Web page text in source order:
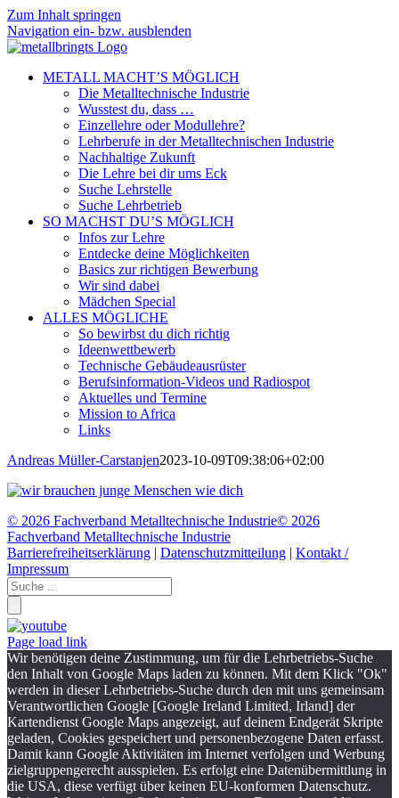
Zum Inhalt springen
Navigation ein- bzw. ausblenden
METALL MACHT’S MÖGLICH
Die Metalltechnische Industrie
Wusstest du, dass …
Einzellehre oder Modullehre?
Lehrberufe in der Metalltechnischen Industrie
Nachhaltige Zukunft
Die Lehre bei dir ums Eck
Suche Lehrstelle
Suche Lehrbetrieb
SO MACHST DU’S MÖGLICH
Infos zur Lehre
Entdecke deine Möglichkeiten
Basics zur richtigen Bewerbung
Wir sind dabei
Mädchen Special
ALLES MÖGLICHE
So bewirbst du dich richtig
Ideenwettbewerb
Technische Gebäudeausrüster
Berufsinformation-Videos und Radiospot
Aktuelles und Termine
Mission to Africa
Links
Andreas Müller-Carstanjen2023-10-09T09:38:06+02:00
© 2026 Fachverband Metalltechnische Industrie© 2026
Fachverband Metalltechnische Industrie
Barrierefreiheitserklärung | Datenschutzmitteilung | Kontakt /
Impressum
Page load link
Wir benötigen deine Zustimmung, um für die Lehrbetriebs-Suche
den Inhalt von Google Maps laden zu können. Mit dem Klick "Ok"
werden in dieser Lehrbetriebs-Suche durch den mit uns gemeinsam
Verantwortlichen Google [Google Ireland Limited, Irland] der
Kartendienst Google Maps angezeigt, auf deinem Endgerät Skripte
geladen, Cookies gespeichert und personenbezogene Daten erfasst.
Damit kann Google Aktivitäten im Internet verfolgen und Werbung
zielgruppengerecht ausspielen. Es erfolgt eine Datenübermittlung in
die USA, diese verfügt über keinen EU-konformen Datenschutz.